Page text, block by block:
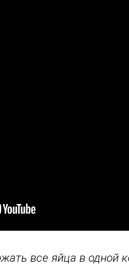
все яйца в одной